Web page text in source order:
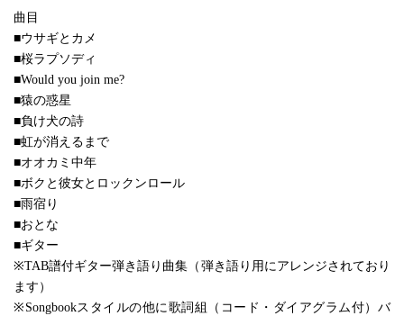
曲目
■ウサギとカメ
■桜ラプソディ
■Would you join me?
■猿の惑星
■負け犬の詩
■虹が消えるまで
■オオカミ中年
■ボクと彼女とロックンロール
■雨宿り
■おとな
■ギター
※TAB譜付ギター弾き語り曲集（弾き語り用にアレンジされており
ます）
※Songbookスタイルの他に歌詞組（コード・ダイアグラム付）バ